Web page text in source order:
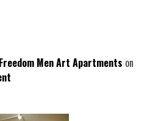
Men Art Apartments